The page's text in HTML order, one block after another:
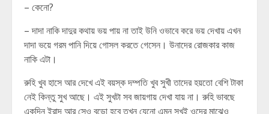
– কেনো?
– দাদা নাকি দাদুর কথায় ভয় পায় না তাই উনি ওভাবে করে ভয় দেখায় এখন
দাদা ভয়ে গরম পানি দিয়ে গোসল করতে গেসেন। উনাদের রোজকার কাজ
নাকি এটা।
রুহি খুব হাসে আর দেখে এই বয়স্ক দম্পতি খুব সুখী তাদের হয়তো বেশি টাকা
নেই কিন্তু সুখ আছে। এই সুখটা সব জায়গায় দেখা যায় না। রুহি ভাবছে
একদিন ইরাদ আর সেও বুড়ো হবে তখন যেনো এমন সুখই ওদের মাঝেও